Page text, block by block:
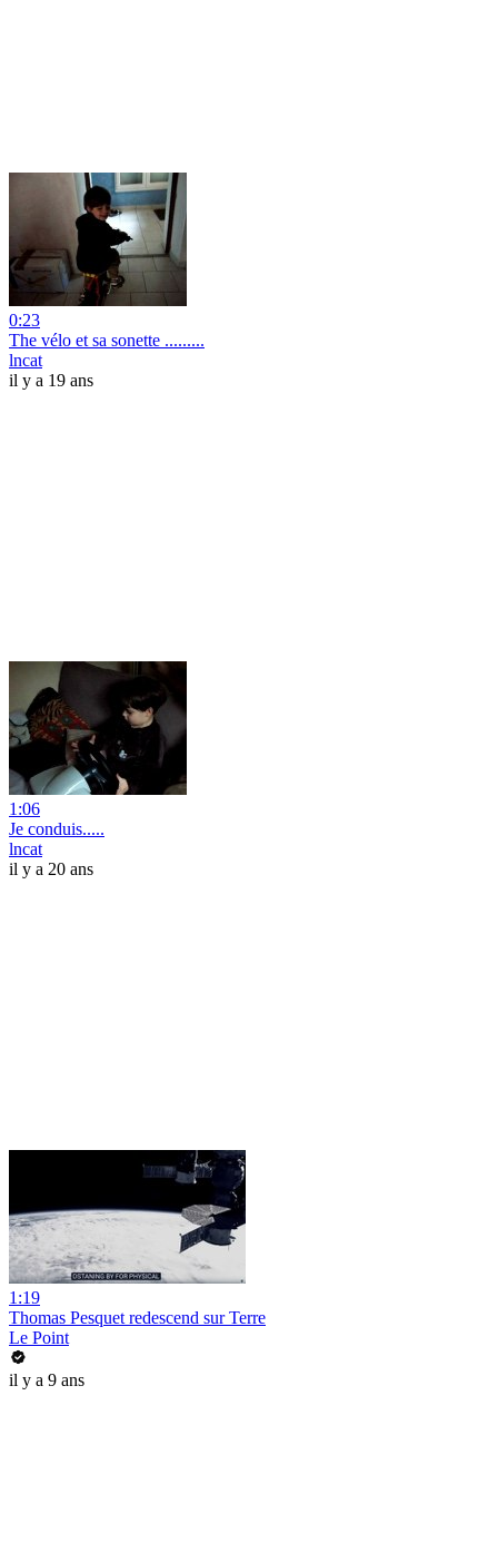
0:23
The vélo et sa sonette .........
lncat
il y a 19 ans
1:06
Je conduis.....
lncat
il y a 20 ans
1:19
Thomas Pesquet redescend sur Terre
Le Point
il y a 9 ans